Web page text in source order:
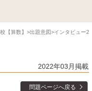
【算数】 出題意図 インタビュー2
2022年03月掲載
問題ページへ戻る